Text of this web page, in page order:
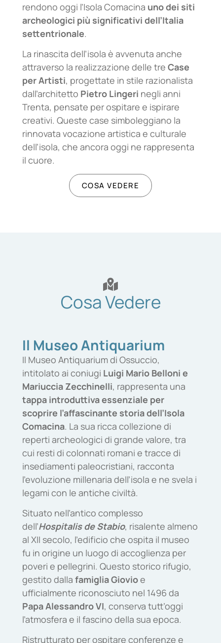
rendono oggi l’Isola Comacina uno dei siti
archeologici più significativi dell’Italia
settentrionale.
La rinascita dell’isola è avvenuta anche
attraverso la realizzazione delle tre Case
per Artisti, progettate in stile razionalista
dall’architetto Pietro Lingeri negli anni
Trenta, pensate per ospitare e ispirare
creativi. Queste case simboleggiano la
rinnovata vocazione artistica e culturale
dell’isola, che ancora oggi ne rappresenta
il cuore.
COSA VEDERE
Cosa Vedere
Il Museo Antiquarium
Il Museo Antiquarium di Ossuccio,
intitolato ai coniugi Luigi Mario Belloni e
Mariuccia Zecchinelli, rappresenta una
tappa introduttiva essenziale per
scoprire l’affascinante storia dell’Isola
Comacina. La sua ricca collezione di
reperti archeologici di grande valore, tra
cui resti di colonnati romani e tracce di
insediamenti paleocristiani, racconta
l’evoluzione millenaria dell’isola e ne svela i
legami con le antiche civiltà.
Situato nell’antico complesso
dell’Hospitalis de Stabio, risalente almeno
al XII secolo, l’edificio che ospita il museo
fu in origine un luogo di accoglienza per
poveri e pellegrini. Questo storico rifugio,
gestito dalla famiglia Giovioe
ufficialmente riconosciuto nel 1496 da
Papa Alessandro VI, conserva tutt’oggi
l’atmosfera e il fascino della sua epoca.
Ristrutturato per ospitare conferenze e